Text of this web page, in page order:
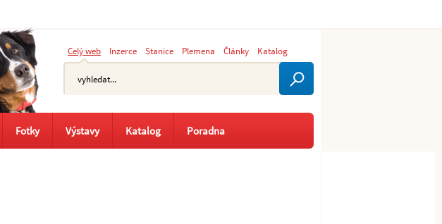
Celý web Inzerce Stanice Plemena Články Katalog
Fotky Výstavy Katalog Poradna